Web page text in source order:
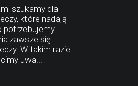
szukamy dla
które nadają
potrzebujemy.
zawsze się
W takim razie
uwa...